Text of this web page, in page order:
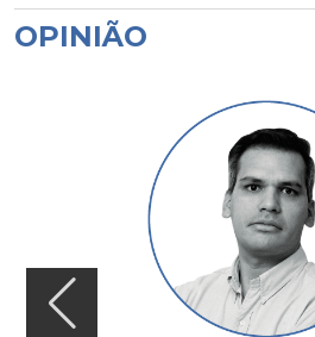
OPINIÃO